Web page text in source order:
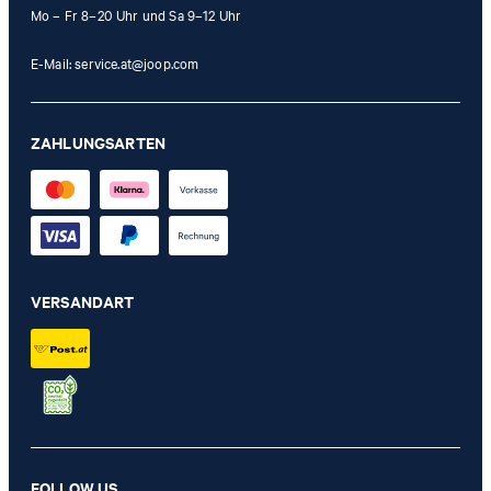
Wohndecke JOOP! MELANGE-DOUBLEFACE in Natur-Silber
Mo – Fr 8–20 Uhr und Sa 9–12 Uhr
E-Mail:service.at@joop.com
ZAHLUNGSARTEN
VERSANDART